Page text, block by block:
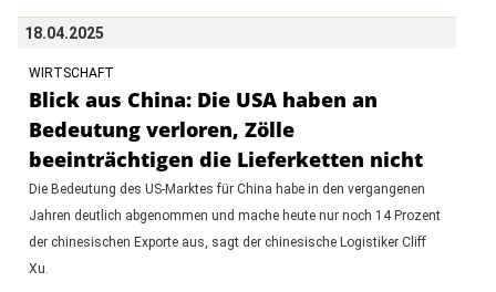
18.04.2025
WIRTSCHAFT
Blick aus China: Die USA haben an
Bedeutung verloren, Zölle
beeinträchtigen die Lieferketten nicht
Die Bedeutung des US-Marktes für China habe in den vergangenen
Jahren deutlich abgenommen und mache heute nur noch 14 Prozent
der chinesischen Exporte aus, sagt der chinesische Logistiker Cliff
Xu.